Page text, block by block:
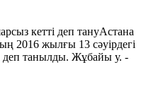
кетті деп тануАстана
2016 жылғы 13 сәуірдегі
деп танылды. Жұбайы у. -